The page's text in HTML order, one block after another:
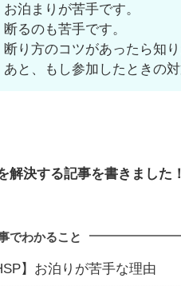
お泊まりが苦手です。
断るのも苦手です。
断り方のコツがあったら知り
あと、もし参加したときの
解決する記事を書きました！
でわかること
】お泊りが苦手な理由